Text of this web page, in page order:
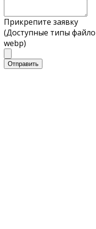
Прикрепите заявку
(Доступные типы
webp)